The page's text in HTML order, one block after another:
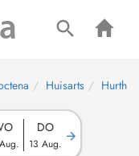
Huisarts Hurth
DO
13 Aug.